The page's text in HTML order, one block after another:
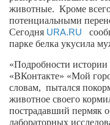
Курьезы
Досье
Арт-менеджеры
Лариса
Орест Коваль
Тамара
животные. Кроме
потенциальными
Сегодня URA.RU
парке белка укусила
«Подробности истории
«ВКонтакте» «Мой
словам, пытался
животное своего
пострадавший пермяк
лабораторных